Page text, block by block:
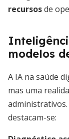
recursosde
modelos
A IA na saúde
mas uma
destacam-se: